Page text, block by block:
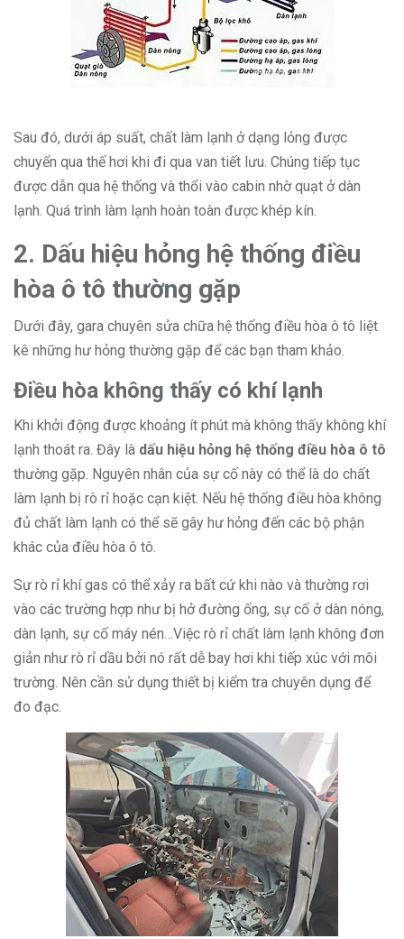
Sau đó, dưới áp suất, chất làm lạnh ở dạng lỏng được
chuyển qua thế hơi khi đi qua van tiết lưu. Chúng tiếp tục
được dẫn qua hệ thống và thổi vào cabin nhờ quạt ở dàn
lạnh. Quá trình làm lạnh hoàn toàn được khép kín.
2. Dấu hiệu hỏng hệ thống điều
hòa ô tô thường gặp
Dưới đây, gara chuyên sửa chữa hệ thống điều hòa ô tô liệt
kê những hư hỏng thường gặp để các bạn tham khảo.
Điều hòa không thấy có khí lạnh
Khi khởi động được khoảng ít phút mà không thấy không khí
lạnh thoát ra. Đây là dấu hiệu hỏng hệ thống điều hòa ô tô
thường gặp. Nguyên nhân của sự cố này có thể là do chất
làm lạnh bị rò rỉ hoặc cạn kiệt. Nếu hệ thống điều hòa không
đủ chất làm lạnh có thể sẽ gây hư hỏng đến các bộ phận
khác của điều hòa ô tô.
Sự rò rỉ khí gas có thể xảy ra bất cứ khi nào và thường rơi
vào các trường hợp như bị hở đường ống, sự cố ở dàn nóng,
dàn lạnh, sự cố máy nén…Việc rò rỉ chất làm lạnh không đơn
giản như rò rỉ dầu bởi nó rất dễ bay hơi khi tiếp xúc với môi
trường. Nên cần sử dụng thiết bị kiểm tra chuyên dụng để
đo đạc.